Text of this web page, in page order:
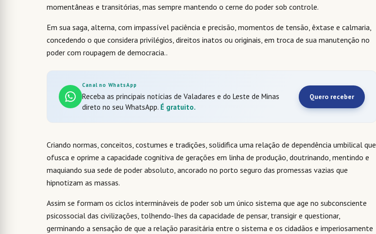
momentâneas e transitórias, mas sempre mantendo o cerne do poder sob controle.
Em sua saga, alterna, com impassível paciência e precisão, momentos de tensão, êxtase e calmaria,
concedendo o que considera privilégios, direitos inatos ou originais, em troca de sua manutenção no
poder com roupagem de democracia..
Canal no WhatsApp
Receba as principais notícias de Valadares e do Leste de Minas
direto no seu WhatsApp. É gratuito.
Quero receber
Criando normas, conceitos, costumes e tradições, solidifica uma relação de dependência umbilical que
ofusca e oprime a capacidade cognitiva de gerações em linha de produção, doutrinando, mentindo e
maquiando sua sede de poder absoluto, ancorado no porto seguro das promessas vazias que
hipnotizam as massas.
Assim se formam os ciclos intermináveis de poder sob um único sistema que age no subconsciente
psicossocial das civilizações, tolhendo-lhes da capacidade de pensar, transigir e questionar,
germinando a sensação de que a relação parasitária entre o sistema e os cidadãos e imperiosamente